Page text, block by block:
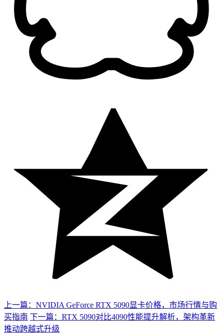
上一篇：NVIDIA GeForce RTX 5090显卡价格，市场行情与购
买指南 下一篇：RTX 5090对比4090性能提升解析，架构革新
推动跨越式升级